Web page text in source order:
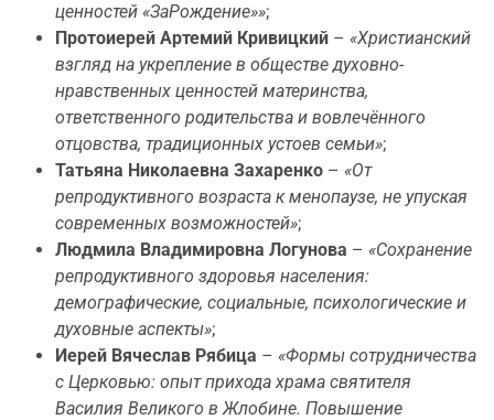
ценностей «ЗаРождение»»;
Протоиерей Артемий Кривицкий – «Христианский
взгляд на укрепление в обществе духовно-
нравственных ценностей материнства,
ответственного родительства и вовлечённого
отцовства, традиционных устоев семьи»;
Татьяна Николаевна Захаренко – «От
репродуктивного возраста к менопаузе, не упуская
современных возможностей»;
Людмила Владимировна Логунова – «Сохранение
репродуктивного здоровья населения:
демографические, социальные, психологические и
духовные аспекты»;
Иерей Вячеслав Рябица – «Формы сотрудничества
с Церковью: опыт прихода храма святителя
Василия Великого в Жлобине. Повышение